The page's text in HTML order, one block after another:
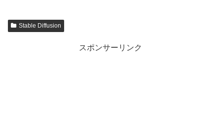
Stable Diffusion
スポンサーリンク